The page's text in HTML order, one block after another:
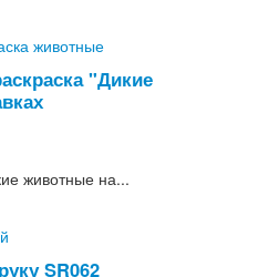
"Дикие
животные на...
SR062